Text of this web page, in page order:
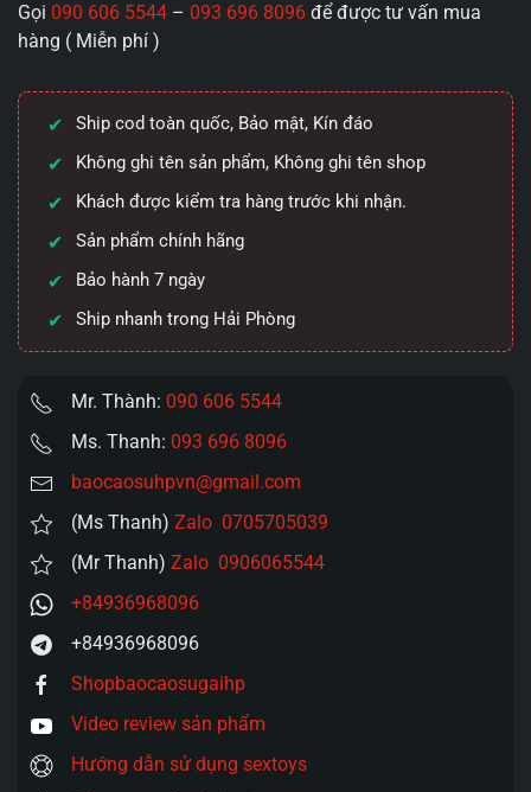
rung
ngoáy
mềm
Tongue
Stick
Toendi
APP
số
lượng
Gọi 090 606 5544 – 093 696 8096 để được tư vấn mua
hàng ( Miễn phí )
Ship cod toàn quốc, Bảo mật, Kín đáo
Không ghi tên sản phẩm, Không ghi tên shop
Khách được kiểm tra hàng trước khi nhận.
Sản phẩm chính hãng
Bảo hành 7 ngày
Ship nhanh trong Hải Phòng
Mr. Thành: 090 606 5544
Ms. Thanh: 093 696 8096
baocaosuhpvn@gmail.com
(Ms Thanh) Zalo 0705705039
(Mr Thanh) Zalo 0906065544
+84936968096
+84936968096
Shopbaocaosugaihp
Video review sản phẩm
Hướng dẫn sử dụng sextoys